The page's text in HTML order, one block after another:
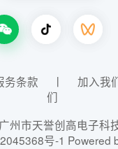
务条款 丨 加入我
们
州市天誉创高电子科
号-1 Powered